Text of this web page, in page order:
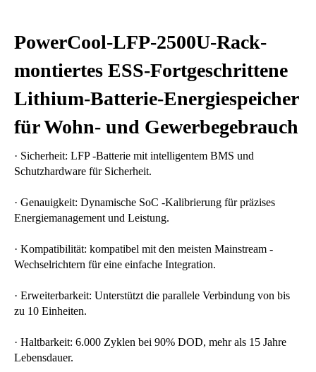
PowerCool-LFP-2500U-Rack-
montiertes ESS-Fortgeschrittene
Lithium-Batterie-Energiespeicher
für Wohn- und Gewerbegebrauch
· Sicherheit: LFP -Batterie mit intelligentem BMS und
Schutzhardware für Sicherheit.
· Genauigkeit: Dynamische SoC -Kalibrierung für präzises
Energiemanagement und Leistung.
· Kompatibilität: kompatibel mit den meisten Mainstream -
Wechselrichtern für eine einfache Integration.
· Erweiterbarkeit: Unterstützt die parallele Verbindung von bis
zu 10 Einheiten.
· Haltbarkeit: 6.000 Zyklen bei 90% DOD, mehr als 15 Jahre
Lebensdauer.